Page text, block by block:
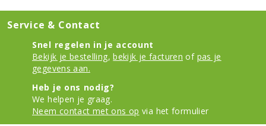
Service & Contact
Snel regelen in je account
Bekijk je bestelling, bekijk je facturen of pas je
gegevens aan.
Heb je ons nodig?
We helpen je graag.
Neem contact met ons op via het formulier